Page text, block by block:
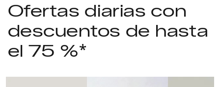
Ofertas diarias con
descuentos de hasta
el 75 %*